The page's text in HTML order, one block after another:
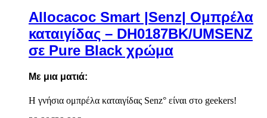
Allocacoc Smart |Senz| Ομπρέλα
καταιγίδας – DH0187BK/UMSENZ
σε Pure Black χρώμα
Με μια ματιά:
Η γνήσια ομπρέλα καταιγίδας Senz° είναι στο geekers!